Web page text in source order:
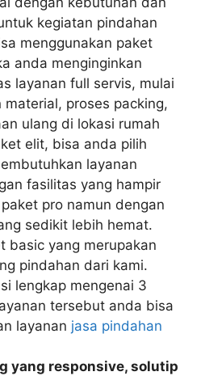
kegiatan pindahan
menggunakan paket
anda menginginkan
layanan full servis, mulai
material, proses packing,
ulang di lokasi rumah
elit, bisa anda pilih
layanan
fasilitas yang hampir
pro namun dengan
sedikit lebih hemat.
basic yang merupakan
pindahan dari kami.
lengkap mengenai 3
tersebut anda bisa
layanan jasa pindahan
yang responsive, solutip